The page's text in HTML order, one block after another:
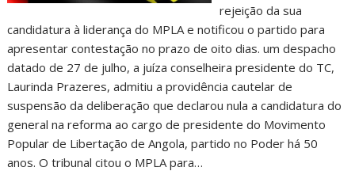
rejeição da sua
candidatura à liderança do MPLA e notificou o partido para
apresentar contestação no prazo de oito dias. um despacho
datado de 27 de julho, a juíza conselheira presidente do TC,
Laurinda Prazeres, admitiu a providência cautelar de
suspensão da deliberação que declarou nula a candidatura do
general na reforma ao cargo de presidente do Movimento
Popular de Libertação de Angola, partido no Poder há 50
anos. O tribunal citou o MPLA para…